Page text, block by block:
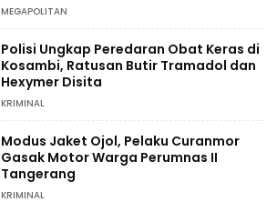
MEGAPOLITAN
Polisi Ungkap Peredaran Obat Keras di
Kosambi, Ratusan Butir Tramadol dan
Hexymer Disita
KRIMINAL
Modus Jaket Ojol, Pelaku Curanmor
Gasak Motor Warga Perumnas II
Tangerang
KRIMINAL